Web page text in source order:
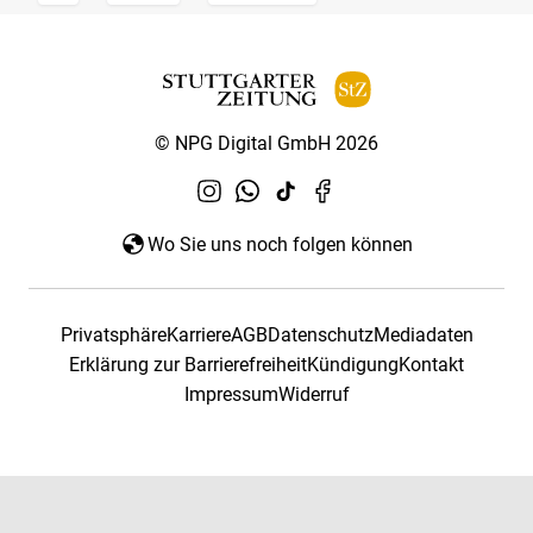
© NPG Digital GmbH 2026
Wo Sie uns noch folgen können
PrivatsphäreKarriereAGBDatenschutzMediadaten
Erklärung zur BarrierefreiheitKündigungKontakt
ImpressumWiderruf